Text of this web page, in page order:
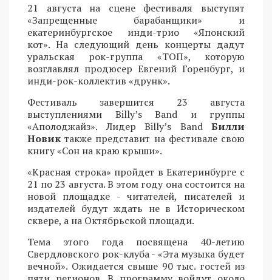
21 августа на сцене фестиваля выступят
«Запрещенные барабанщики» и
екатеринбургское инди-трио «Японский
кот». На следующий день концерты дадут
уральская рок-группа «ТОП», которую
возглавлял продюсер Евгений Горенбург, и
инди-рок-коллектив «друнк».
Фестиваль завершится 23 августа
выступлениями Billy’s Band и группы
«Аполоджайз». Лидер Billy’s Band Билли
Новик также представит на фестивале свою
книгу «Сон на краю крыши».
«Красная строка» пройдет в Екатеринбурге с
21 по 23 августа. В этом году она состоится на
новой площадке - читателей, писателей и
издателей будут ждать не в Историческом
сквере, а на Октябрьской площади.
Тема этого года посвящена 40-летию
Свердловского рок-клуба - «Эта музыка будет
вечной». Ожидается свыше 90 тыс. гостей из